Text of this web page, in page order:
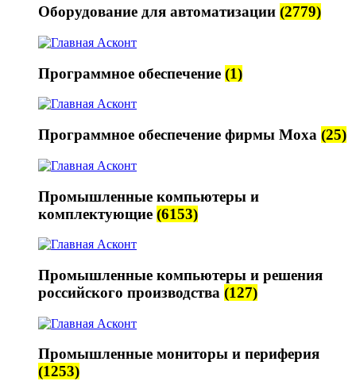
Оборудование для автоматизации (2779)
Программное обеспечение (1)
Программное обеспечение фирмы Moxa (25)
Промышленные компьютеры и
комплектующие (6153)
Промышленные компьютеры и решения
российского производства (127)
Промышленные мониторы и периферия
(1253)